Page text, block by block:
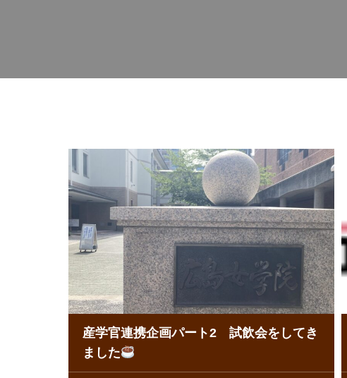
産学官連携企画パート2 試飲会をしてき
ました